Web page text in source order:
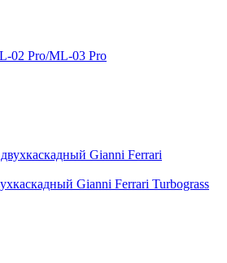
02 Pro/ML-03 Pro
Gianni Ferrari Turbograss